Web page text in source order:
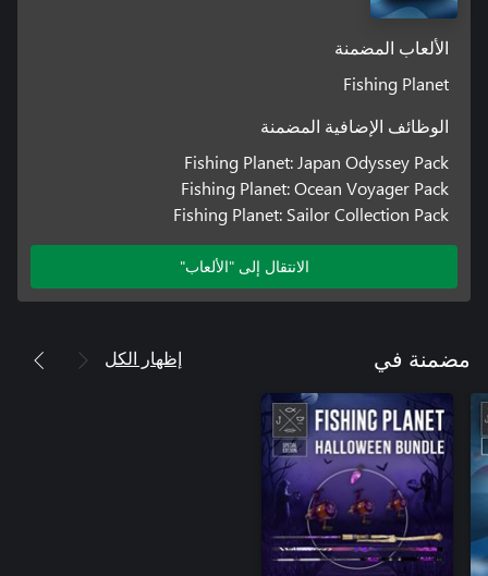
الألعاب المضمنة
Fishing Planet
الوظائف الإضافية المضمنة
Fishing Planet: Japan Odyssey Pack
Fishing Planet: Ocean Voyager Pack
Fishing Planet: Sailor Collection Pack
الانتقال إلى "الألعاب"
مضمنة في إظهار الكل